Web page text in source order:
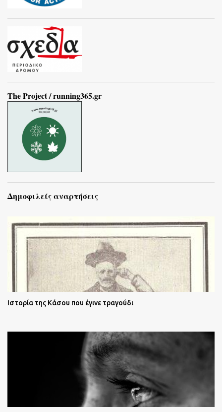
The Project / running365.gr
Δημοφιλείς αναρτήσεις
Ιστορία της Κάσου που έγινε τραγούδι